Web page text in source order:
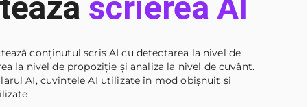
scrierea AI
conținutul scris AI cu detectarea la nivel de
la nivel de propoziție și analiza la nivel de cuvânt.
AI, cuvintele AI utilizate în mod obișnuit și